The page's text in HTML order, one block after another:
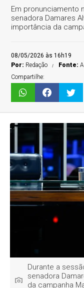
Em pronunciamento
senadora Damares
importância da
08/05/2026 às 16h19
Por: Redação Fonte:
Compartilhe:
Durante a
senadora
da campanha